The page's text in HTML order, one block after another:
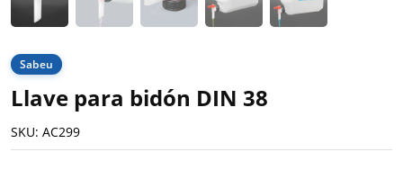
Sabeu
Llave para bidón DIN 38
SKU: AC299